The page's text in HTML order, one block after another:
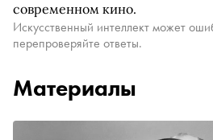
современном кино.
Искусственный интеллект может
перепроверяйте ответы.
Материалы